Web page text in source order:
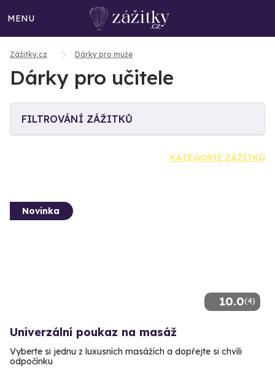
MENU
Zážitky.cz Dárky pro muže
Dárky pro učitele
FILTROVÁNÍ ZÁŽITKŮ
KATEGORIE ZÁŽITKŮ
10.0(4)
Novinka
Univerzální poukaz na masáž
Vyberte si jednu z luxusních masážích a dopřejte si chvíli
odpočínku